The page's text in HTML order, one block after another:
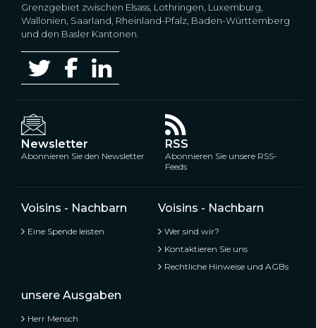
Grenzgebiet zwischen Elsass, Lothringen, Luxemburg,
Wallonien, Saarland, Rheinland-Pfalz, Baden-Württemberg
und den Basler Kantonen.
Newsletter
Abonnieren Sie den Newsletter
RSS
Abonnieren Sie unsere RSS-
Feeds
Voisins - Nachbarn
Eine Spende leisten
Voisins - Nachbarn
Wer sind wir?
Kontaktieren Sie uns
Rechtliche Hinweise und AGBs
unsere Ausgaben
Herr Mensch